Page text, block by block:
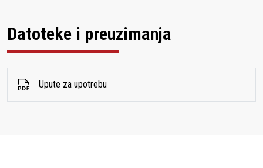
Datoteke i preuzimanja
Upute za upotrebu